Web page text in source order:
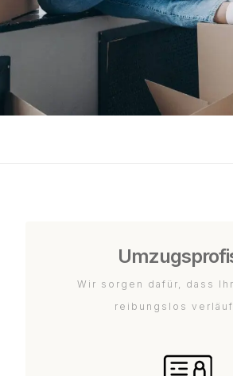
Wir sorgen dafür, dass
reibungslos